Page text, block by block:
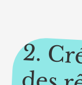
2.
des